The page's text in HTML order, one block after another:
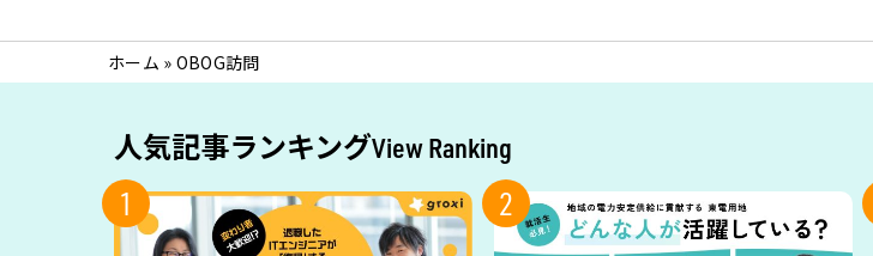
ホーム » OBOG訪問
人気記事ランキングView Ranking
1 2